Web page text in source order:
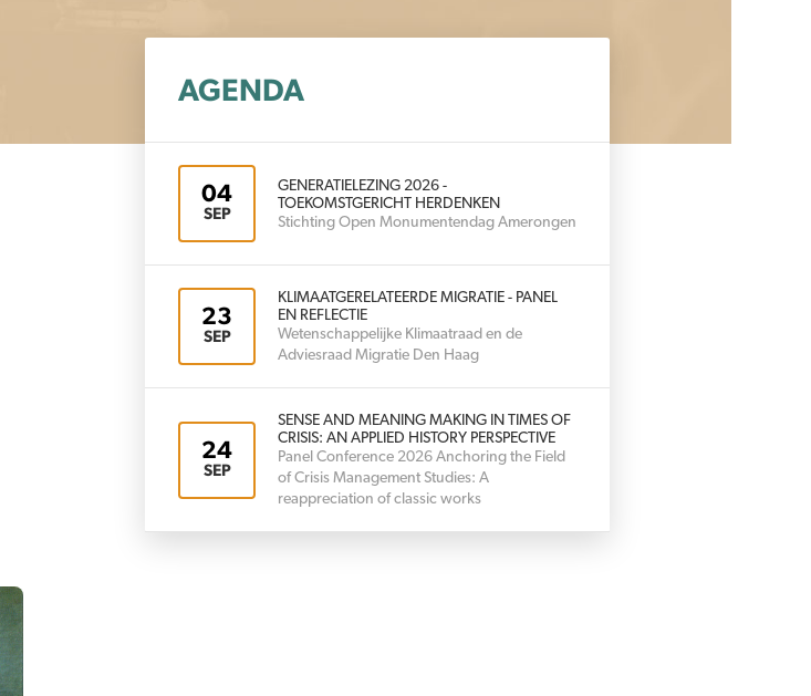
AGENDA
04
SEP
GENERATIELEZING 2026 -
TOEKOMSTGERICHT HERDENKEN
Stichting Open Monumentendag Amerongen
23
SEP
KLIMAATGERELATEERDE MIGRATIE - PANEL
EN REFLECTIE
Wetenschappelijke Klimaatraad en de
Adviesraad Migratie Den Haag
24
SEP
SENSE AND MEANING MAKING IN TIMES OF
CRISIS: AN APPLIED HISTORY PERSPECTIVE
Panel Conference 2026 Anchoring the Field
of Crisis Management Studies: A
reappreciation of classic works